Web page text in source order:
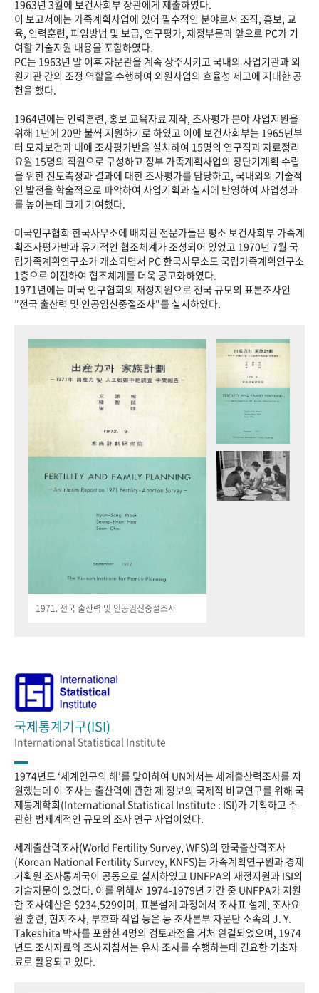
1963년 3월에 보건사회부 장관에게 제출하였다.
이 보고서에는 가족계획사업에 있어 필수적인 분야로서 조직, 홍보, 교
육, 인력훈련, 피임방법 및 보급, 연구평가, 재정부문과 앞으로 PC가 기
여할 기술지원 내용을 포함하였다.
PC는 1963년 말 이후 자문관을 계속 상주시키고 국내의 사업기관과 외
원기관 간의 조정 역할을 수행하여 외원사업의 효율성 제고에 지대한 공
헌을 했다.
1964년에는 인력훈련, 홍보 교육자료 제작, 조사평가 분야 사업지원을
위해 1년에 20만 불씩 지원하기로 하였고 이에 보건사회부는 1965년부
터 모자보건과 내에 조사평가반을 설치하여 15명의 연구직과 자료정리
요원 15명의 직원으로 구성하고 정부 가족계획사업의 장단기계획 수립
을 위한 진도측정과 결과에 대한 조사평가를 담당하고, 국내외의 기술적
인 발전을 학술적으로 파악하여 사업기획과 실시에 반영하여 사업성과
를 높이는데 크게 기여했다.
미국인구협회 한국사무소에 배치된 전문가들은 평소 보건사회부 가족계
획조사평가반과 유기적인 협조체계가 조성되어 있었고 1970년 7월 국
립가족계획연구소가 개소되면서 PC 한국사무소도 국립가족계획연구소
1층으로 이전하여 협조체계를 더욱 공고화하였다.
1971년에는 미국 인구협회의 재정지원으로 전국 규모의 표본조사인
"전국 출산력 및 인공임신중절조사"를 실시하였다.
1971. 전국 출산력 및 인공임신중절조사
국제통계기구(ISI)
International Statistical Institute
1974년도 ‘세계인구의 해’를 맞이하여 UN에서는 세계출산력조사를 지
원했는데 이 조사는 출산력에 관한 제 정보의 국제적 비교연구를 위해 국
제통계학회(International Statistical Institute : ISI)가 기획하고 주
관한 범세계적인 규모의 조사 연구 사업이었다.
세계출산력조사(World Fertility Survey, WFS)의 한국출산력조사
(Korean National Fertility Survey, KNFS)는 가족계획연구원과 경제
기획원 조사통계국이 공동으로 실시하였고 UNFPA의 재정지원과 ISI의
기술자문이 있었다. 이를 위해서 1974-1979년 기간 중 UNFPA가 지원
한 조사예산은 $234,529이며, 표본설계 과정에서 조사표 설계, 조사요
원 훈련, 현지조사, 부호화 작업 등은 동 조사본부 자문단 소속의 J. Y.
Takeshita 박사를 포함한 4명의 검토과정을 거처 완결되었으며, 1974
년도 조사자료와 조사지침서는 유사 조사를 수행하는데 긴요한 기초자
료로 활용되고 있다.